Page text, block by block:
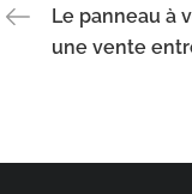
l’article
Le panneau à
une vente